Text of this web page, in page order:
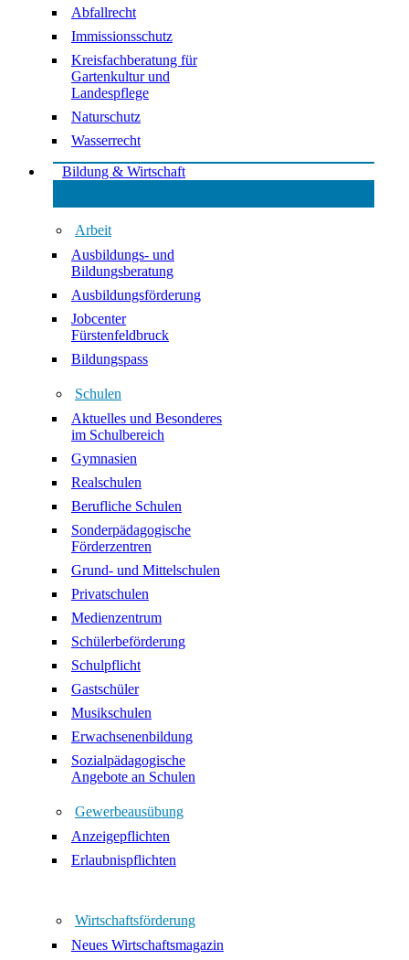
Abfallrecht
Immissionsschutz
Kreisfachberatung für
Gartenkultur und
Landespflege
Naturschutz
Wasserrecht
Bildung & Wirtschaft
Arbeit
Ausbildungs- und
Bildungsberatung
Ausbildungsförderung
Jobcenter
Fürstenfeldbruck
Bildungspass
Schulen
Aktuelles und Besonderes
im Schulbereich
Gymnasien
Realschulen
Berufliche Schulen
Sonderpädagogische
Förderzentren
Grund- und Mittelschulen
Privatschulen
Medienzentrum
Schülerbeförderung
Schulpflicht
Gastschüler
Musikschulen
Erwachsenenbildung
Sozialpädagogische
Angebote an Schulen
Gewerbeausübung
Anzeigepflichten
Erlaubnispflichten
Wirtschaftsförderung
Neues Wirtschaftsmagazin